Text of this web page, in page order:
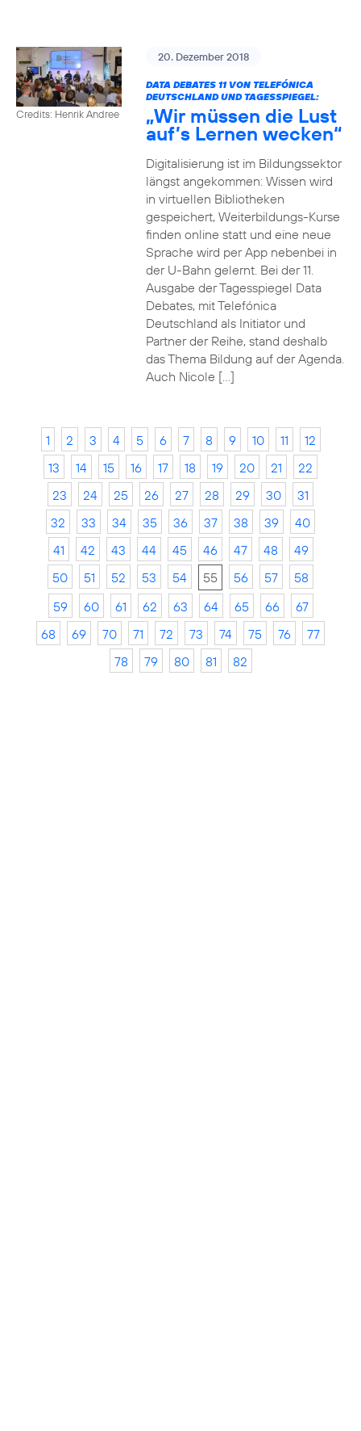
Credits: Henrik Andree
20. Dezember 2018
DATA DEBATES 11 VON TELEFÓNICA
DEUTSCHLAND UND TAGESSPIEGEL:
„Wir müssen die Lust
auf’s Lernen wecken“
Digitalisierung ist im Bildungssektor
längst angekommen: Wissen wird
in virtuellen Bibliotheken
gespeichert, Weiterbildungs-Kurse
finden online statt und eine neue
Sprache wird per App nebenbei in
der U-Bahn gelernt. Bei der 11.
Ausgabe der Tagesspiegel Data
Debates, mit Telefónica
Deutschland als Initiator und
Partner der Reihe, stand deshalb
das Thema Bildung auf der Agenda.
Auch Nicole […]
1 2 3 4 5 6 7 8 9 10 11
12
13
14 15 16 17 18 19 20 21
22
23
24 25 26 27 28 29 30
31
32
33 34 35 36 37 38 39
40
41
42 43 44 45 46 47 48
49
50
51 52 53 54 55 56 57
58
59
60 61 62 63 64 65 66
67
68
69 70 71 72 73 74 75 76
77
78
79 80 81 82